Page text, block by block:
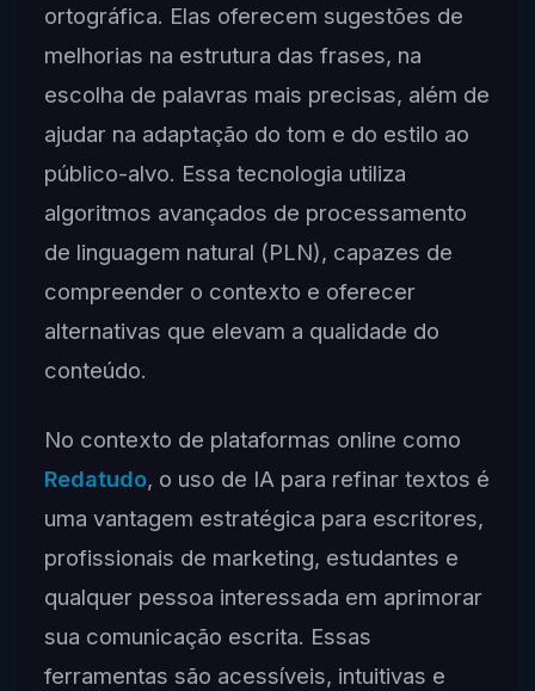
ortográfica. Elas oferecem sugestões de
melhorias na estrutura das frases, na
escolha de palavras mais precisas, além de
ajudar na adaptação do tom e do estilo ao
público-alvo. Essa tecnologia utiliza
algoritmos avançados de processamento
de linguagem natural (PLN), capazes de
compreender o contexto e oferecer
alternativas que elevam a qualidade do
conteúdo.
No contexto de plataformas online como
Redatudo, o uso de IA para refinar textos é
uma vantagem estratégica para escritores,
profissionais de marketing, estudantes e
qualquer pessoa interessada em aprimorar
sua comunicação escrita. Essas
ferramentas são acessíveis, intuitivas e